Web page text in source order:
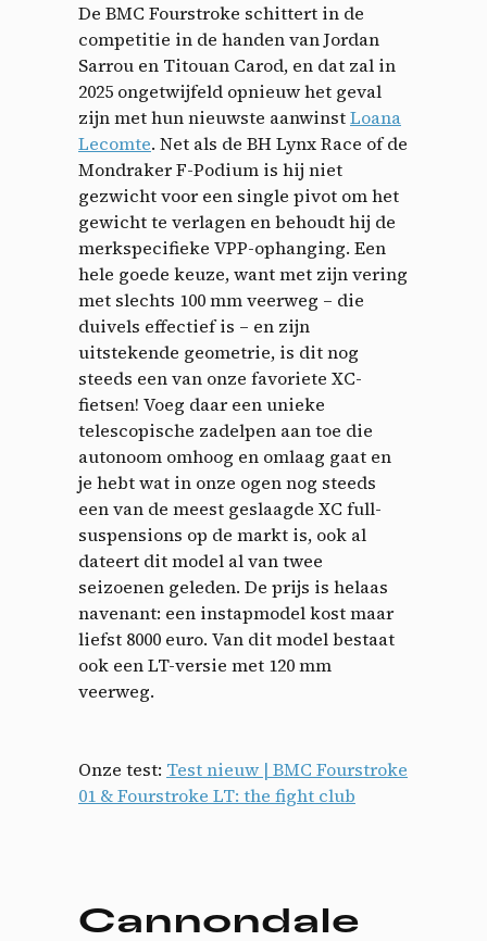
De BMC Fourstroke schittert in de
competitie in de handen van Jordan
Sarrou en Titouan Carod, en dat zal in
2025 ongetwijfeld opnieuw het geval
zijn met hun nieuwste aanwinstLoana
Lecomte. Net als de BH Lynx Race of de
Mondraker F-Podium is hij niet
gezwicht voor een single pivot om het
gewicht te verlagen en behoudt hij de
merkspecifieke VPP-ophanging. Een
hele goede keuze, want met zijn vering
met slechts 100 mm veerweg – die
duivels effectief is – en zijn
uitstekende geometrie, is dit nog
steeds een van onze favoriete XC-
fietsen! Voeg daar een unieke
telescopische zadelpen aan toe die
autonoom omhoog en omlaag gaat en
je hebt wat in onze ogen nog steeds
een van de meest geslaagde XC full-
suspensions op de markt is, ook al
dateert dit model al van twee
seizoenen geleden. De prijs is helaas
navenant: een instapmodel kost maar
liefst 8000 euro. Van dit model bestaat
ook een LT-versie met 120 mm
veerweg.
Onze test: Test nieuw | BMC Fourstroke
01 & Fourstroke LT: the fight club
Cannondale